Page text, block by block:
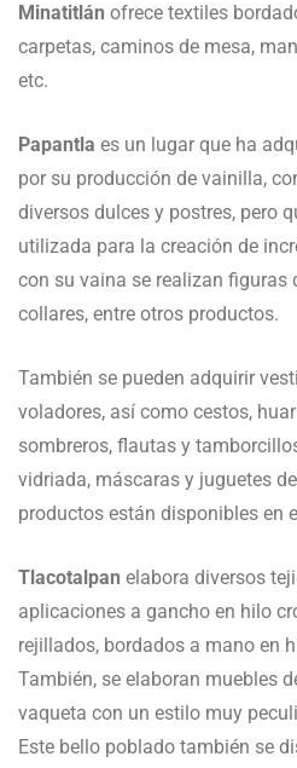
Minatitlán ofrece textiles
carpetas, caminos de mesa,
etc.
Papantla es un lugar que ha
por su producción de vainilla,
diversos dulces y postres, pero
utilizada para la creación de
con su vaina se realizan figuras
collares, entre otros productos.
También se pueden adquirir
voladores, así como cestos,
sombreros, flautas y
vidriada, máscaras y juguetes
productos están disponibles en
Tlacotalpan elabora diversos
aplicaciones a gancho en hilo
rejillados, bordados a mano en
También, se elaboran muebles
vaqueta con un estilo muy
Este bello poblado también se